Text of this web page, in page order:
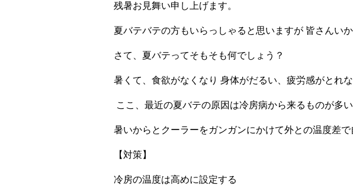
残暑お見舞い申し上げます。
夏バテバテの方もいらっしゃると思いますが 皆さんい
さて、夏バテってそもそも何でしょう？
暑くて、食欲がなくなり 身体がだるい、疲労感がとれ
ここ、最近の夏バテの原因は冷房病から来るものが多
暑いからとクーラーをガンガンにかけて外との温度差
【対策】
冷房の温度は高めに設定する